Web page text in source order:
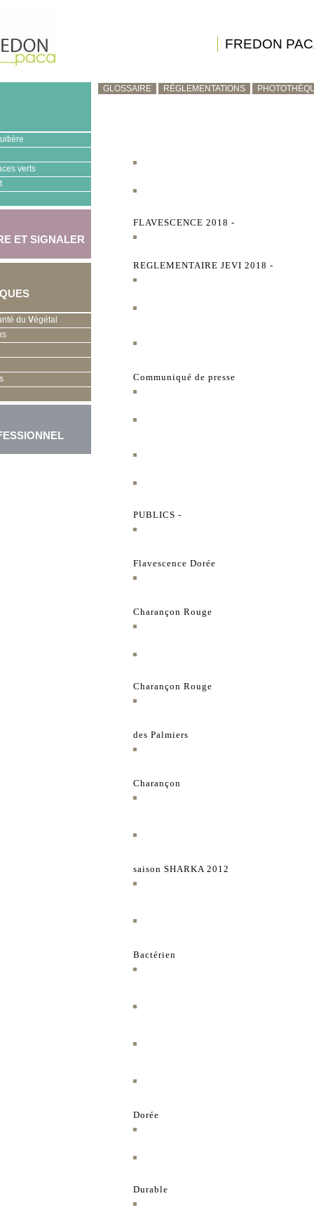
FREDON
verts
ET SIGNALER
du Végétal
GLOSSAIRE RÉGLEMENTATIONS
FLAVESCENCE 2018 -
REGLEMENTAIRE JEVI 2018 -
Communiqué de presse
PUBLICS -
Flavescence Dorée
Charançon Rouge
Charançon Rouge
des Palmiers
Charançon
saison SHARKA 2012
Bactérien
Dorée
Durable